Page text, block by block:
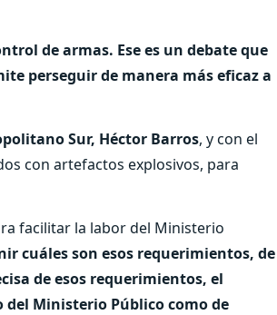
de armas. Ese es un debate que
perseguir de manera más eficaz a
Sur, Héctor Barros, y con el
con artefactos explosivos, para
facilitar la labor del Ministerio
cuáles son esos requerimientos, de
de esos requerimientos, el
Ministerio Público como de